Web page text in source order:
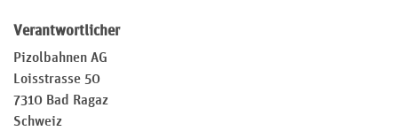
Verantwortlicher
Pizolbahnen AG
Loisstrasse 50
7310 Bad Ragaz
Schweiz